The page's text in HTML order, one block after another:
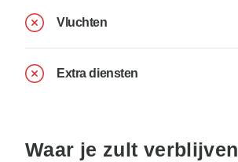
Vluchten
Extra diensten
Waar je zult verblijven